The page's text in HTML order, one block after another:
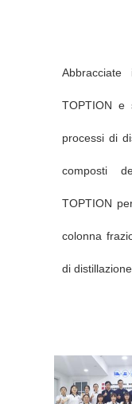
TOPTION e
processi di
composti
TOPTION
colonna
di distillazione.